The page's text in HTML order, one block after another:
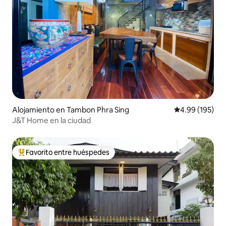
Alojamiento en Tambon Phra Sing Calificación
4.99 (195)
J&T Home en la ciudad
Favorito entre huéspedes preferido
Favorito entre huéspedes